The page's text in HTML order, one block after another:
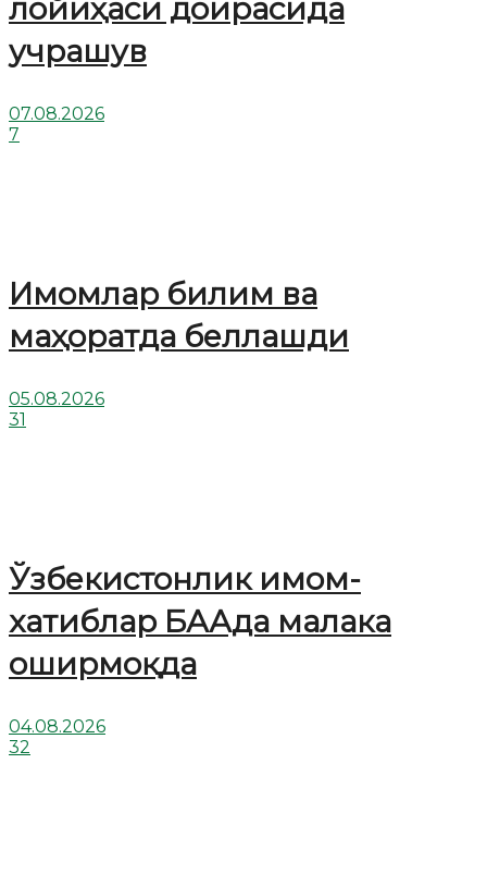
лойиҳаси доирасида
учрашув
07.08.2026
7
Имомлар билим ва
маҳоратда беллашди
05.08.2026
31
Ўзбекистонлик имом-
хатиблар БААда малака
оширмоқда
04.08.2026
32